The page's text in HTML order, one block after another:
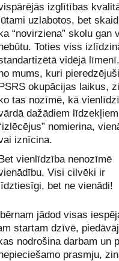
izglītības
uzlabotos, bet
“novirziena” skolu gan
Toties viss
vidējā
mums, kuri pieredzējuši
okupācijas laikus,
tas nozīmē, kā
dažādiem līdzekļiem
nomierina,
iznīcina.
vienlīdzība nenozīmē
Visi cilvēki ir
bet ne vienādi!
jādod visas
startam dzīvē,
nodrošina darbam un
prasmju,